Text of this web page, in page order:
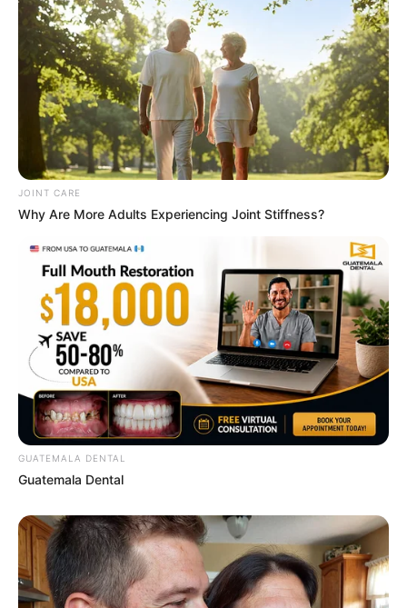
สีมงคลของวัน
สีดำ สีม่วง เสริมอำนาจ วาสนา บารมี ชัยชนะ
สีส้ม สีแสด สีเหลือง เสริมการเงิน โชคลาภ ความสุข
สีเลือดหมู สีแดง เสริมการสนับสนุน รักใคร่ เอ็นดู
สีต้องห้าม อับโชค
สีขาว สีครีม สีบรอนซ์เงิน
ดวงประจำวัน ดวงวันนี้ ดูดวงรายวัน
ดูดวงวันอังคาร
อ.มิก พชร ทูตเทวะ
JOINT CARE
Why Are More Adults Experiencing Joint Stiffness?
GUATEMALA DENTAL
Guatemala Dental